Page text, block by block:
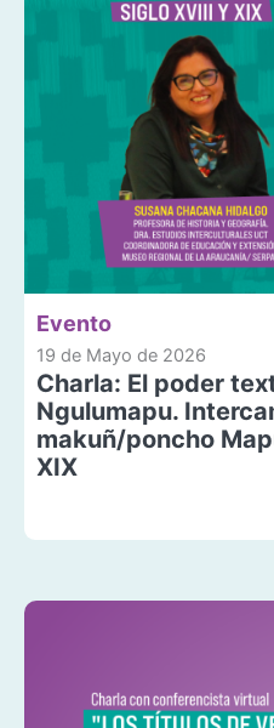
Evento
19 de Mayo de 2026
Charla: El poder
Ngulumapu.
makuñ/poncho
XIX